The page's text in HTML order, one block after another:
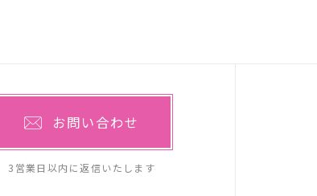
お問い合わせ
3営業日以内に返信いたします